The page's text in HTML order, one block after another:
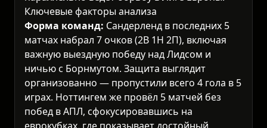
Ключевые факторы анализа
Форма команд: Сандерленд в последних 5
матчах набрал 7 очков (2В 1Н 2П), включая
важную выездную победу над Лидсом и
ничью с Борнмутом. Защита выглядит
организованно — пропустили всего 4 гола в 5
играх. Ноттингем же провёл 5 матчей без
побед в АПЛ, сфокусировавшись на